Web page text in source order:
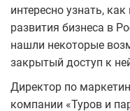
интересно узнать,
развития бизнеса в
нашли некоторые
закрытый доступ к
Директор по
компании «Туров и